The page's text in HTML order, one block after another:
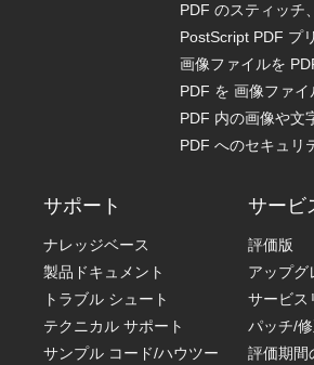
PDF のスティッチ
PostScript PDF プ
画像ファイルを
PDF を 画像ファイ
PDF 内の画像や文
PDF へのセキュリ
サポート
ナレッジベース
製品ドキュメント
トラブル シュート
テクニカル サポート
サンプル コード/ハウツー
サービ
評価版
アップグ
サービス
パッチ/
評価期間